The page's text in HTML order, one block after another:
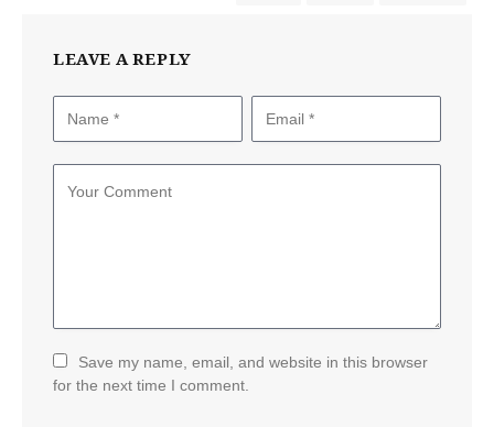
LEAVE A REPLY
Save my name, email, and website in this browser
for the next time I comment.